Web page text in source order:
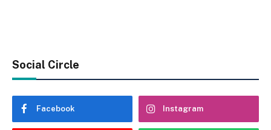
Social Circle
Facebook Instagram